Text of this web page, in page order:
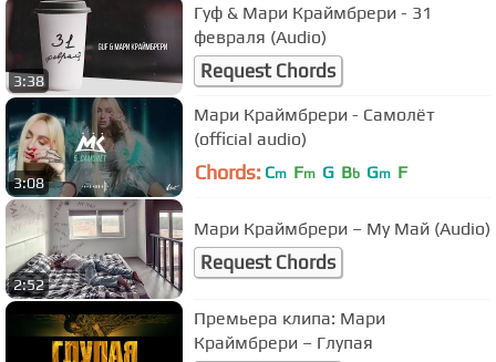
3:38
Гуф & Мари Краймбрери - 31
февраля (Audio)
Request Chords
3:08
Мари Краймбрери - Самолёт
(official audio)
Chords: Cm Fm G Bb Gm F
2:52
Мари Краймбрери – My Май (Audio)
Request Chords
Премьера клипа: Мари
Краймбрери – Глупая